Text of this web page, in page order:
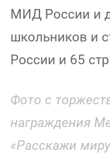
МИД России и
школьников и
России и 65
Фото с
награждения
«Расскажи